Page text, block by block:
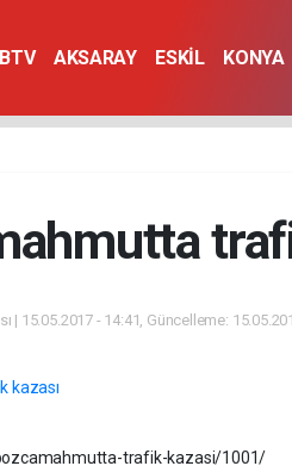
AKSARAY ESKİL KONYA
| 15.05.2017 - 14:41, Güncelleme:
bozcamahmutta-trafik-kazasi/1001/